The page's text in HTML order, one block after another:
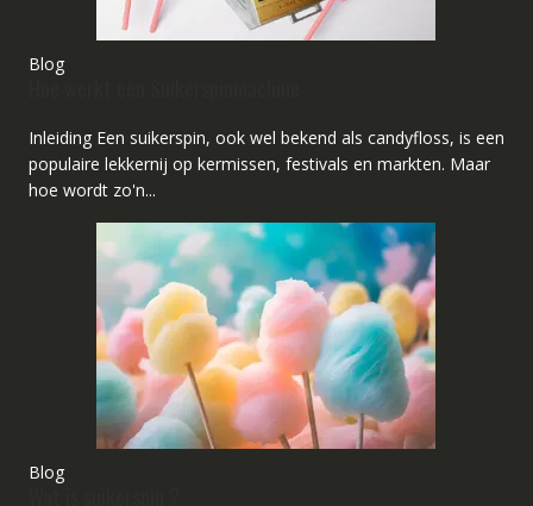
Blog
Inleiding Een suikerspin, ook wel bekend als candyfloss, is een
populaire lekkernij op kermissen, festivals en markten. Maar
hoe wordt zo'n...
Blog